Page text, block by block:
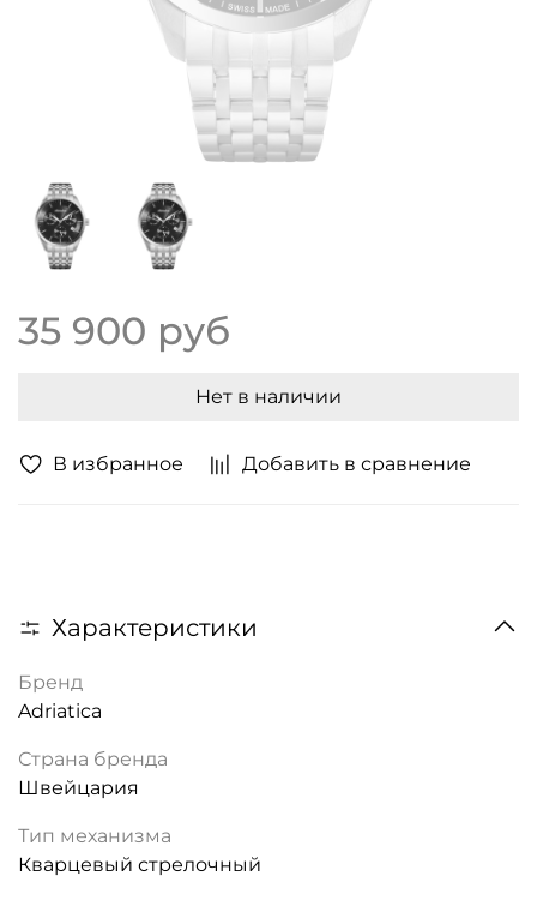
В избранное Добавить в сравнение
35 900 руб
Нет в наличии
Характеристики
Бренд
Adriatica
Страна бренда
Швейцария
Тип механизма
Кварцевый стрелочный